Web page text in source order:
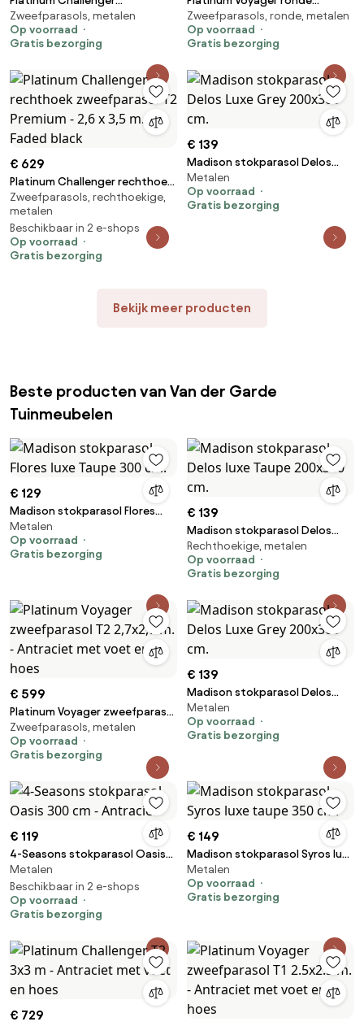
Zweefparasol T2 premium - 3x3
m. Havana Taupe
Zweefparasols, metalen
Op voorraad
Gratis bezorging
zweefparasol T1 3 m. -
Antraciet met voet en hoes
Zweefparasols, ronde, metalen
Op voorraad
Gratis bezorging
€ 629
Platinum Challenger rechthoek
zweefparasol T2 Premium - 2,6
x 3,5 m. - Faded black
Zweefparasols, rechthoekige,
metalen
Beschikbaar in 2 e-shops
Op voorraad
Gratis bezorging
€ 139
Madison stokparasol Delos
Luxe Grey 200x300 cm.
Metalen
Op voorraad
Gratis bezorging
Bekijk meer producten
Beste producten van Van der Garde
Tuinmeubelen
€ 129
Madison stokparasol Flores
luxe Taupe 300 cm.
Metalen
Op voorraad
Gratis bezorging
€ 139
Madison stokparasol Delos
luxe Taupe 200x300 cm.
Rechthoekige, metalen
Op voorraad
Gratis bezorging
€ 599
Platinum Voyager zweefparasol
T2 2,7x2,7 m. - Antraciet met
voet en hoes
Zweefparasols, metalen
Op voorraad
Gratis bezorging
€ 139
Madison stokparasol Delos
Luxe Grey 200x300 cm.
Metalen
Op voorraad
Gratis bezorging
€ 119
4-Seasons stokparasol Oasis
300 cm - Antraciet
Metalen
Beschikbaar in 2 e-shops
Op voorraad
Gratis bezorging
€ 149
Madison stokparasol Syros luxe
taupe 350 cm.
Metalen
Op voorraad
Gratis bezorging
€ 729